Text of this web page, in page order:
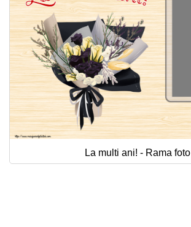
Felicitari muzicale
Felicitari muzicale personalizate
Felicitari animate
Invitatii personalizate
Conecteaza-te
La multi ani! - Rama foto